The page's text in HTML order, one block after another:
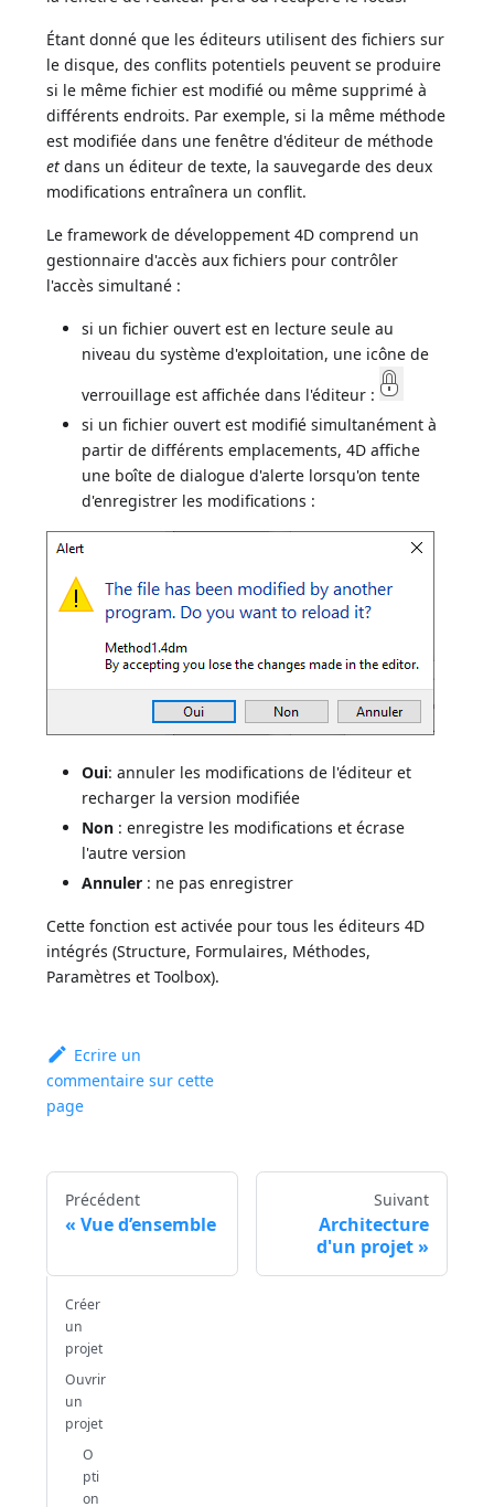
Étant donné que les éditeurs utilisent des fichiers sur
le disque, des conflits potentiels peuvent se produire
si le même fichier est modifié ou même supprimé à
différents endroits. Par exemple, si la même méthode
est modifiée dans une fenêtre d'éditeur de méthode
et dans un éditeur de texte, la sauvegarde des deux
modifications entraînera un conflit.
Le framework de développement 4D comprend un
gestionnaire d'accès aux fichiers pour contrôler
l'accès simultané :
si un fichier ouvert est en lecture seule au
niveau du système d'exploitation, une icône de
verrouillage est affichée dans l'éditeur :
si un fichier ouvert est modifié simultanément à
partir de différents emplacements, 4D affiche
une boîte de dialogue d'alerte lorsqu'on tente
d'enregistrer les modifications :
Oui: annuler les modifications de l'éditeur et
recharger la version modifiée
Non : enregistre les modifications et écrase
l'autre version
Annuler : ne pas enregistrer
Cette fonction est activée pour tous les éditeurs 4D
intégrés (Structure, Formulaires, Méthodes,
Paramètres et Toolbox).
Ecrire un
commentaire sur cette
page
Précédent
Vue d’ensemble
Suivant
Architecture
d'un projet
Créer
un
projet
Ouvrir
un
projet
O
pti
on